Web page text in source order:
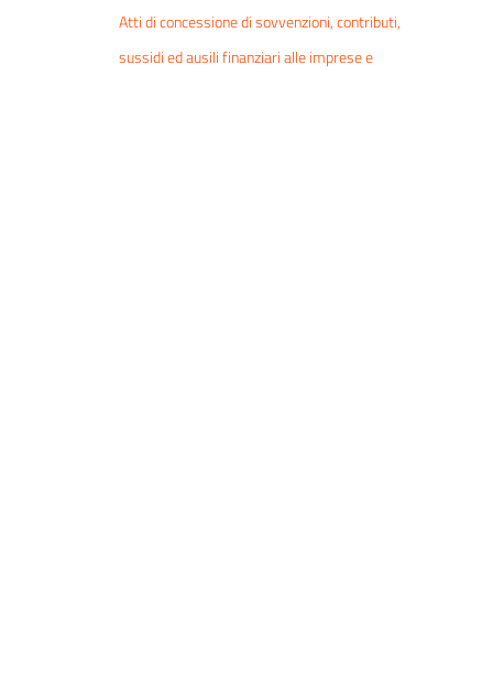
Atti di concessione di sovvenzioni, contributi,
sussidi ed ausili finanziari alle imprese e